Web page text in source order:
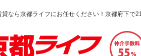
貸なら京都ライフにお任せください！京都府下で